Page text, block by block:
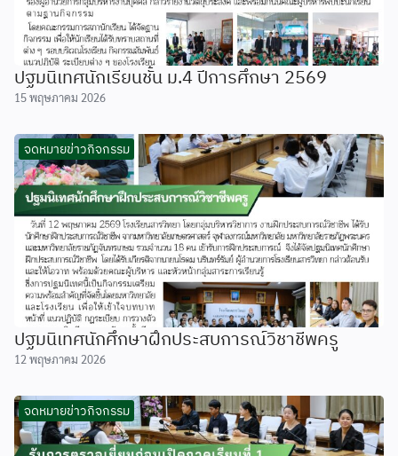
ปฐมนิเทศนักเรียนชั้น ม.4 ปีการศึกษา 2569
15 พฤษภาคม 2026
จดหมายข่าวกิจกรรม
ปฐมนิเทศนักศึกษาฝึกประสบการณ์วิชาชีพครู
12 พฤษภาคม 2026
จดหมายข่าวกิจกรรม